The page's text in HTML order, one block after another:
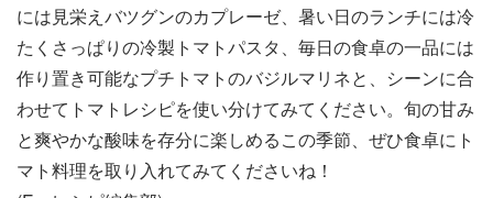
には見栄えバツグンのカプレーゼ、暑い日のランチには冷
たくさっぱりの冷製トマトパスタ、毎日の食卓の一品には
作り置き可能なプチトマトのバジルマリネと、シーンに合
わせてトマトレシピを使い分けてみてください。旬の甘み
と爽やかな酸味を存分に楽しめるこの季節、ぜひ食卓にト
マト料理を取り入れてみてくださいね！